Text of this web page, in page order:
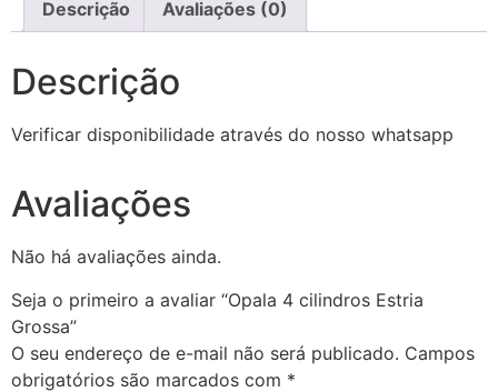
Descrição Avaliações (0)
Descrição
Verificar disponibilidade através do nosso whatsapp
Avaliações
Não há avaliações ainda.
Seja o primeiro a avaliar “Opala 4 cilindros Estria
Grossa”
O seu endereço de e-mail não será publicado. Campos
obrigatórios são marcados com *